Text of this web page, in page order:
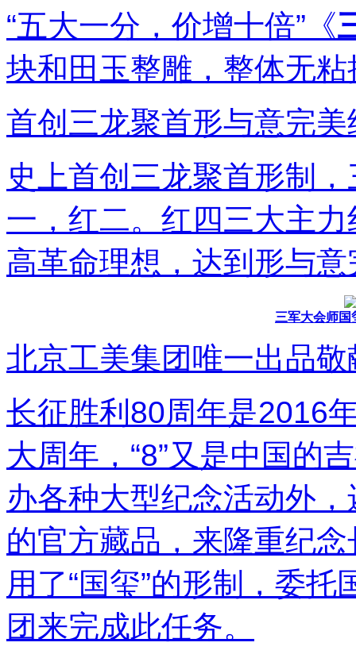
“五大一分，价增十倍”《
块和田玉整雕，整体无
首创三龙聚首形与意完美
史上首创三龙聚首形制
一，红二。红四三大主
高革命理想，达到形与
三军大会师国
北京工美集团唯一出品敬
长征胜利80周年是2016
大周年，“8”又是中国的
办各种大型纪念活动外
的官方藏品，来隆重纪
用了“国玺”的形制，委
团来完成此任务。